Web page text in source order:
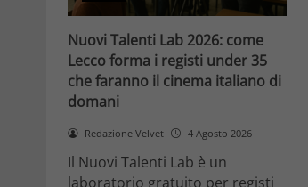
Nuovi Talenti Lab 2026: come
Lecco forma i registi under 35
che faranno il cinema italiano di
domani
Redazione Velvet 4 Agosto 2026
Il Nuovi Talenti Lab è un
laboratorio gratuito per registi